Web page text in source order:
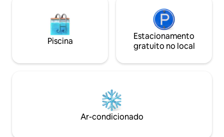
Piscina
Estacionamento
gratuito no local
Ar-condicionado